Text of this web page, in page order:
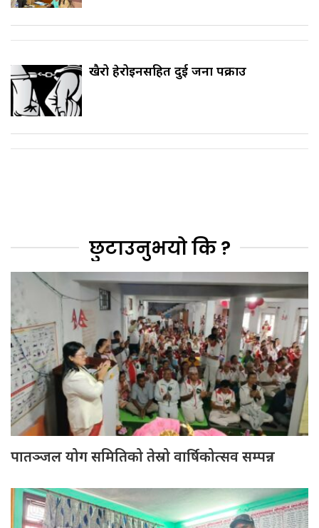
खैरो हेरोइनसहित दुई जना पक्राउ
छुटाउनुभयो कि ?
पातञ्जल योग समितिको तेस्रो वार्षिकोत्सव सम्पन्न